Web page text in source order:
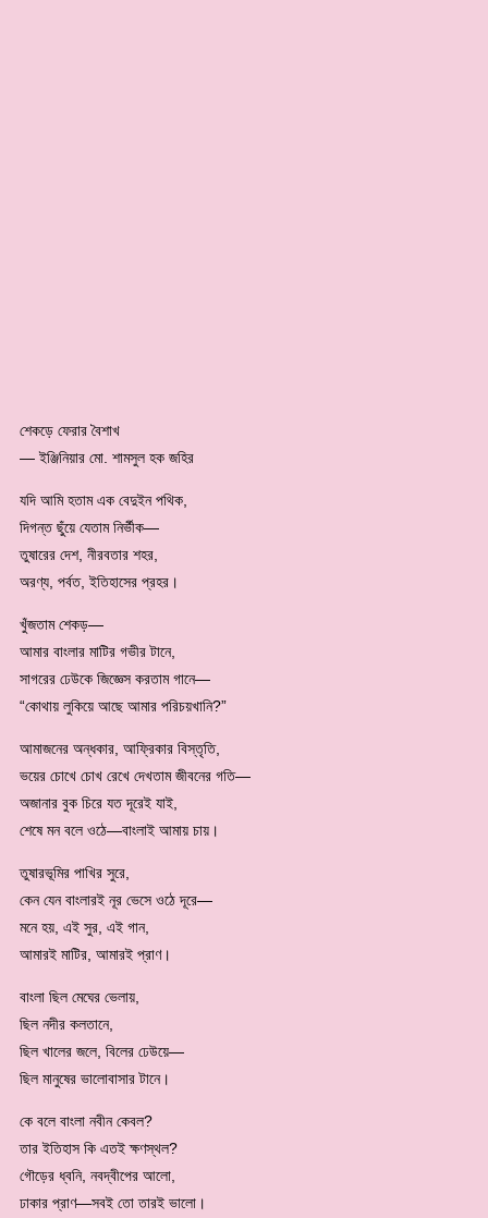
শেকড়ে ফেরার বৈশাখ
— ইঞ্জিনিয়ার মো. শামসুল হক জহির
যদি আমি হতাম এক বেদুইন পথিক,
দিগন্ত ছুঁয়ে যেতাম নির্ভীক—
তুষারের দেশ, নীরবতার শহর,
অরণ্য, পর্বত, ইতিহাসের প্রহর।
খুঁজতাম শেকড়—
আমার বাংলার মাটির গভীর টানে,
সাগরের ঢেউকে জিজ্ঞেস করতাম গানে—
“কোথায় লুকিয়ে আছে আমার পরিচয়খানি?”
আমাজনের অন্ধকার, আফ্রিকার বিস্তৃতি,
ভয়ের চোখে চোখ রেখে দেখতাম জীবনের গতি—
অজানার বুক চিরে যত দূরেই যাই,
শেষে মন বলে ওঠে—বাংলাই আমায় চায়।
তুষারভূমির পাখির সুরে,
কেন যেন বাংলারই নূর ভেসে ওঠে দূরে—
মনে হয়, এই সুর, এই গান,
আমারই মাটির, আমারই প্রাণ।
বাংলা ছিল মেঘের ভেলায়,
ছিল নদীর কলতানে,
ছিল খালের জলে, বিলের ঢেউয়ে—
ছিল মানুষের ভালোবাসার টানে।
কে বলে বাংলা নবীন কেবল?
তার ইতিহাস কি এতই ক্ষণস্থল?
গৌড়ের ধ্বনি, নবদ্বীপের আলো,
ঢাকার প্রাণ—সবই তো তারই ভালো।